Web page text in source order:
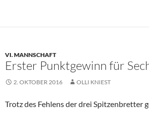
VI. MANNSCHAFT
Erster Punktgewinn für
2. OKTOBER 2016 OLLI KNIEST
Trotz des Fehlens der drei Spitzenbretter